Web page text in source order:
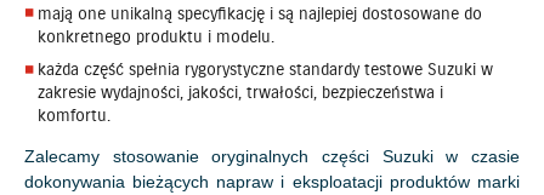
mają one unikalną specyfikację i są najlepiej dostosowane do
konkretnego produktu i modelu.
każda część spełnia rygorystyczne standardy testowe Suzuki w
zakresie wydajności, jakości, trwałości, bezpieczeństwa i
komfortu.
Zalecamy stosowanie oryginalnych części Suzuki w czasie
dokonywania bieżących napraw i eksploatacji produktów marki